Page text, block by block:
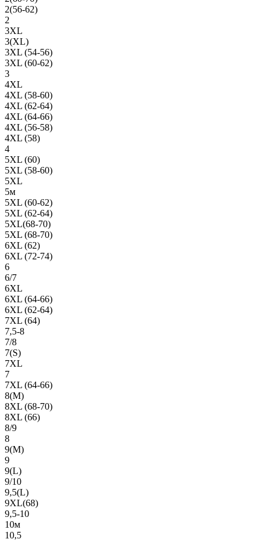
2(56-62)
2
3XL
3(XL)
3XL (54-56)
3XL (60-62)
3
4XL
4XL (58-60)
4XL (62-64)
4XL (64-66)
4XL (56-58)
4XL (58)
4
5XL (60)
5XL (58-60)
5XL
5м
5XL (60-62)
5XL (62-64)
5XL(68-70)
5XL (68-70)
6XL (62)
6XL (72-74)
6
6/7
6XL
6XL (64-66)
6XL (62-64)
7XL (64)
7,5-8
7/8
7(S)
7XL
7
7XL (64-66)
8(М)
8XL (68-70)
8XL (66)
8/9
8
9(М)
9
9(L)
9/10
9,5(L)
9XL(68)
9,5-10
10м
10,5